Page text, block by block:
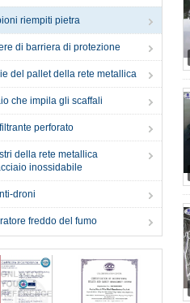
riempiti pietra
di barriera di protezione
del pallet della rete metallica
che impila gli scaffali
perforato
della rete metallica
inossidabile
droni
freddo del fumo